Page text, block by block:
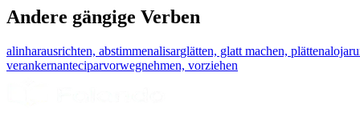
Andere gängige Verben
alinharausrichten, abstimmenalisarglätten, glatt machen, plättenalojar
verankernanteciparvorwegnehmen, vorziehen